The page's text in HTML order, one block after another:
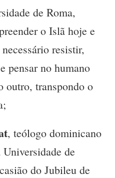
de Roma,
o Islã hoje e
resistir,
pensar no humano
outro, transpondo o
, teólogo dominicano
de
do Jubileu de